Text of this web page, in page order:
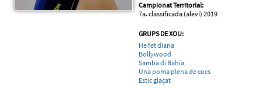
Campionat Territorial:
7a. classificada (aleví) 2019
GRUPS DE XOU:
He fet diana
Bollywood
Samba di Bahía
Una poma plena de cucs
Estic glaçat